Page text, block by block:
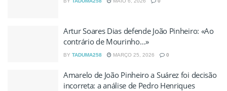
Artur Soares Dias defende João Pinheiro: «Ao
contrário de Mourinho…»
BY TADUMA258 MARÇO 25, 2026 0
Amarelo de João Pinheiro a Suárez foi decisão
incorreta: a análise de Pedro Henriques